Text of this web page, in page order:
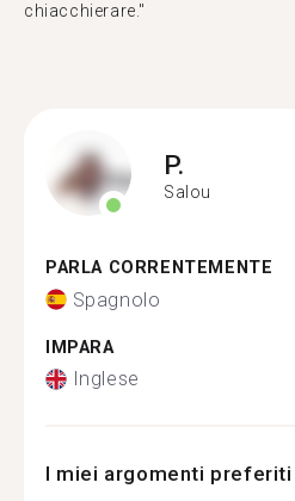
chiacchierare."
P.
Salou
PARLA CORRENTEMENTE
Spagnolo
IMPARA
Inglese
I miei argomenti preferiti